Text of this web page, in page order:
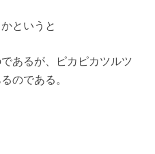
というと
あるが、ピカピカツルツ
のである。